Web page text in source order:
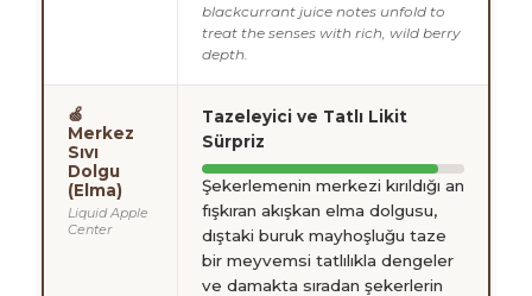
blackcurrant juice notes unfold to
treat the senses with rich, wild berry
depth.
🍏
Merkez
Sıvı
Dolgu
(Elma)
Liquid Apple
Center
Tazeleyici ve Tatlı Likit
Sürpriz
Şekerlemenin merkezi kırıldığı an
fışkıran akışkan elma dolgusu,
dıştaki buruk mayhoşluğu taze
bir meyvemsi tatlılıkla dengeler
ve damakta sıradan şekerlerin